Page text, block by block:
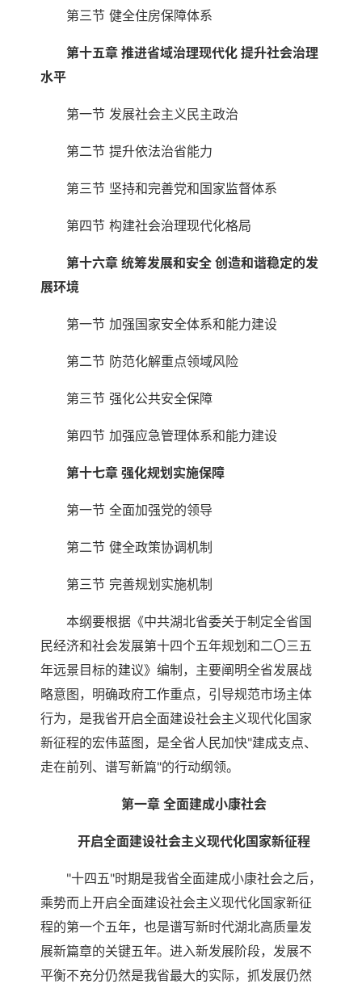
第三节 健全住房保障体系
第十五章 推进省域治理现代化 提升社会治理
水平
第一节 发展社会主义民主政治
第二节 提升依法治省能力
第三节 坚持和完善党和国家监督体系
第四节 构建社会治理现代化格局
第十六章 统筹发展和安全 创造和谐稳定的发
展环境
第一节 加强国家安全体系和能力建设
第二节 防范化解重点领域风险
第三节 强化公共安全保障
第四节 加强应急管理体系和能力建设
第十七章 强化规划实施保障
第一节 全面加强党的领导
第二节 健全政策协调机制
第三节 完善规划实施机制
本纲要根据《中共湖北省委关于制定全省国
民经济和社会发展第十四个五年规划和二〇三五
年远景目标的建议》编制，主要阐明全省发展战
略意图，明确政府工作重点，引导规范市场主体
行为，是我省开启全面建设社会主义现代化国家
新征程的宏伟蓝图，是全省人民加快"建成支点、
走在前列、谱写新篇"的行动纲领。
第一章 全面建成小康社会
开启全面建设社会主义现代化国家新征程
"十四五"时期是我省全面建成小康社会之后，
乘势而上开启全面建设社会主义现代化国家新征
程的第一个五年，也是谱写新时代湖北高质量发
展新篇章的关键五年。进入新发展阶段，发展不
平衡不充分仍然是我省最大的实际，抓发展仍然